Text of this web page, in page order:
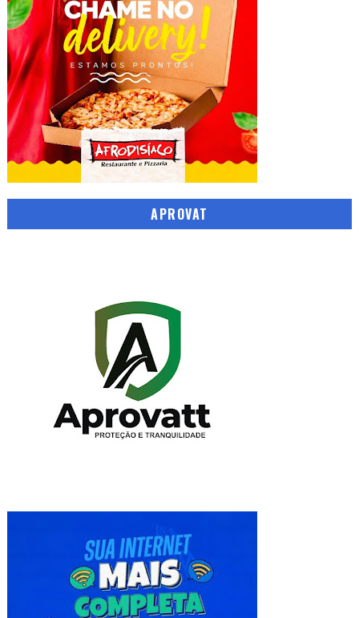
APROVAT